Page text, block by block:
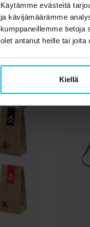
Käytämme evästeitä
ja kävijämäärämme
kumppaneillemme tietoja
olet antanut heille tai
Kiellä